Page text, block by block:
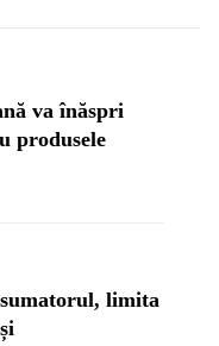
va înăspri
produsele
limita